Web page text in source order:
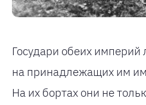
Государи обеих империй
на принадлежащих им
На их бортах они не